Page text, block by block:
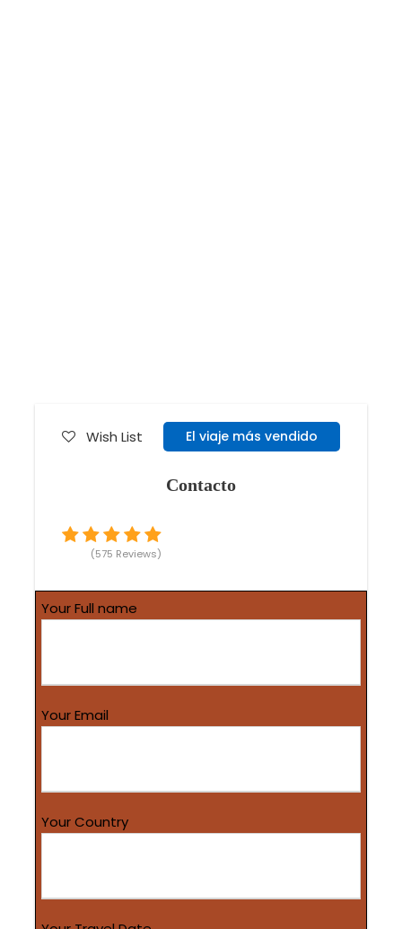
Wish List El viaje más vendido
Contacto
(575 Reviews)
Your Full name
Your Email
Your Country